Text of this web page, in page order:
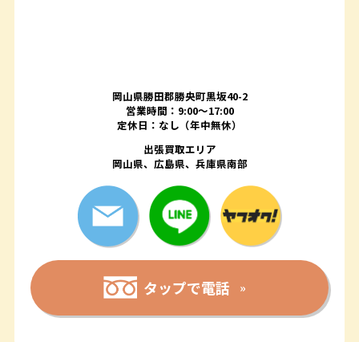
岡山県勝田郡勝央町黒坂40-2
営業時間：9:00～17:00
定休日：なし（年中無休）
出張買取エリア
岡山県、広島県、兵庫県南部
タップで電話